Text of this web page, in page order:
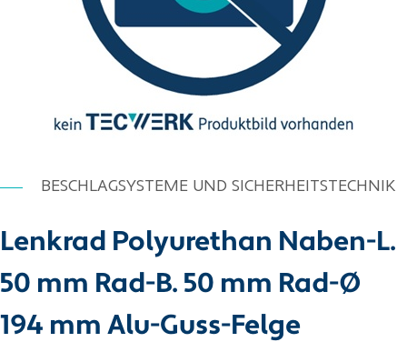
BESCHLAGSYSTEME UND SICHERHEITSTECHNIK
Lenkrad Polyurethan Naben-L.
50 mm Rad-B. 50 mm Rad-Ø
194 mm Alu-Guss-Felge